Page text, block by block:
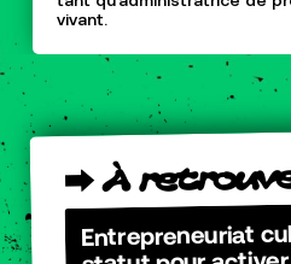
vivant.
⮕ À
Entrepreneuriat